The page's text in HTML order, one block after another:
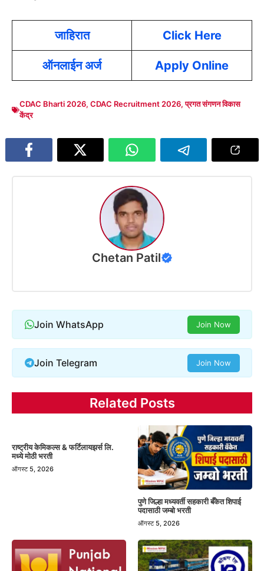
जाहिरात Click Here
ऑनलाईन अर्ज Apply Online
CDAC Bharti 2026, CDAC Recruitment 2026,प्रगत संगणन विकास
केंद्र
Chetan Patil
Join WhatsApp Join Now
Join Telegram Join Now
Related Posts
राष्ट्रीय केमिकल्स & फर्टिलायझर्स लि.
मध्ये मोठी भरती
ऑगस्ट 5, 2026
पुणे जिल्हा मध्यवर्ती सहकारी बँकेत शिपाई
पदासाठी जम्बो भरती
ऑगस्ट 5, 2026